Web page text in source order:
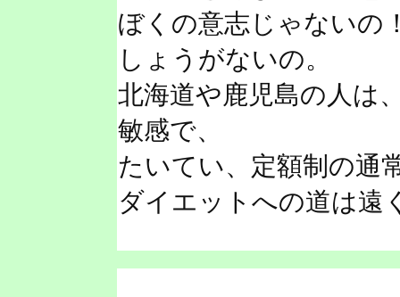
ぼくの意志じゃない
しょうがないの。
北海道や鹿児島の人は
敏感で、
たいてい、定額制の通
ダイエットへの道は遠